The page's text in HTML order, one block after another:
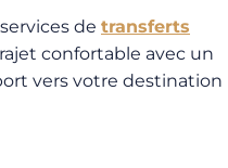
de transferts
confortable avec un
vers votre destination